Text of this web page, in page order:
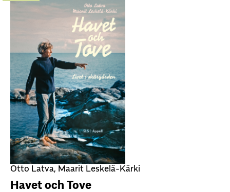
Otto Latva, Maarit Leskelä-Kärki
Havet och Tove